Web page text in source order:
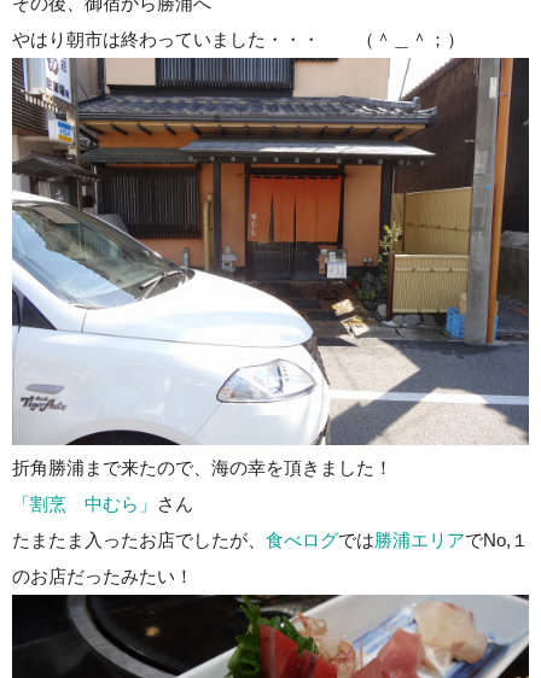
やはり朝市は終わっていました・・・ （＾＿＾；）
折角勝浦まで来たので、海の幸を頂きました！
「割烹 中むら」
さん
たまたま入ったお店でしたが、 食べログでは勝浦エリアでNo,１
のお店だったみたい！